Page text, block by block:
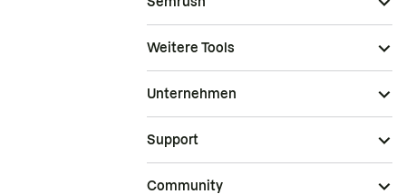
Weitere Tools
Unternehmen
Support
Community